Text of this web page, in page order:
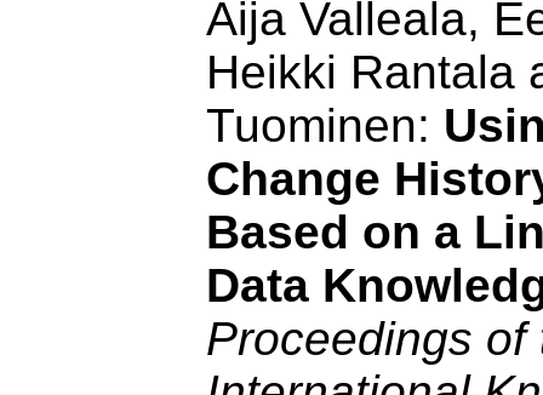
Aija Valleala,
Heikki Rantala
Tuominen:
Change
Based on a
Data
Proceedings of